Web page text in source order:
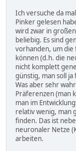
Ich versuche da
Pinker gelesen
wird zwar in
beliebig. Es sind
vorhanden, um
können (d.h. die
nicht komplett
günstig, man soll
Was aber sehr
Präferenzen (man
man im
relativ wenig, man
finden. Das ist
neuronaler Netze
arbeiten.